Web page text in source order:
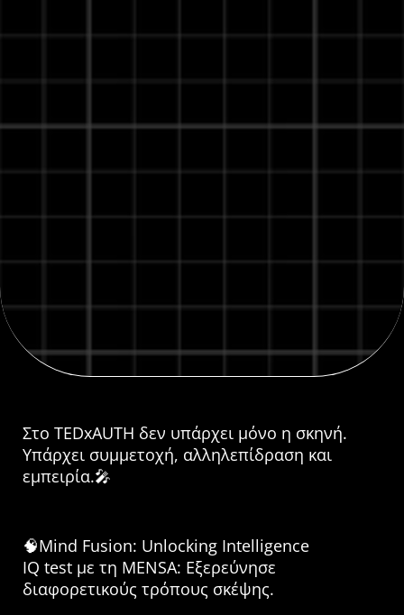
Στο TEDxAUTH δεν υπάρχει μόνο η σκηνή.
Υπάρχει συμμετοχή, αλληλεπίδραση και
εμπειρία.🎤
🧠Mind Fusion: Unlocking Intelligence
IQ test με τη MENSA: Εξερεύνησε
διαφορετικούς τρόπους σκέψης.